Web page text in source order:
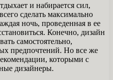
и набирается сил,
сделать максимально
ночь, проведенная в ее
Конечно, дизайн
самостоятельно,
предпочтений. Но все же
которыми с
дизайнеры.